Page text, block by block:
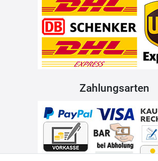
Zahlungsarten